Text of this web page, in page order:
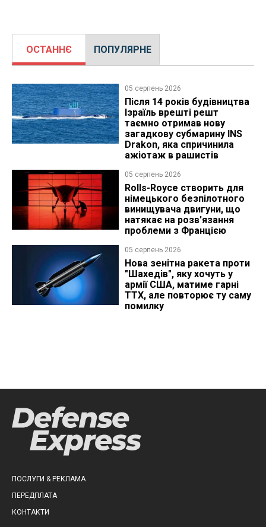
ОСТАННЄ ПОПУЛЯРНЕ
05 серпень 2026
Після 14 років будівництва
Ізраїль врешті решт
таємно отримав нову
загадкову субмарину INS
Drakon, яка спричинила
ажіотаж в рашистів
05 серпень 2026
Rolls-Royce створить для
німецького безпілотного
винищувача двигуни, що
натякає на розв'язання
проблеми з Францією
05 серпень 2026
Нова зенітна ракета проти
"Шахедів", яку хочуть у
армії США, матиме гарні
ТТХ, але повторює ту саму
помилку
ПОСЛУГИ & РЕКЛАМА
ПЕРЕДПЛАТА
КОНТАКТИ